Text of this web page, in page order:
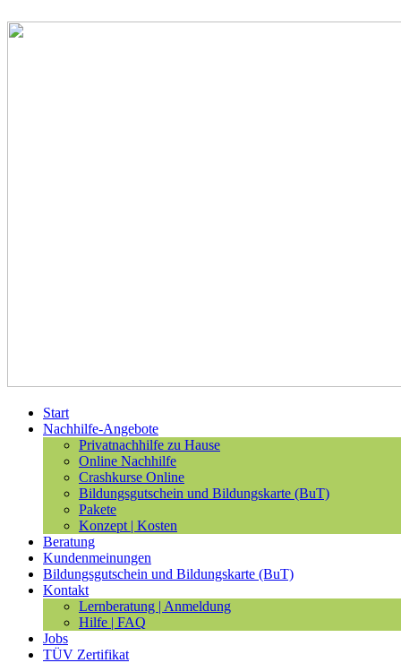
Start
Nachhilfe-Angebote
Privatnachhilfe zu Hause
Online Nachhilfe
Crashkurse Online
Bildungsgutschein und Bildungskarte (BuT)
Pakete
Konzept | Kosten
Beratung
Kundenmeinungen
Bildungsgutschein und Bildungskarte (BuT)
Kontakt
Lernberatung | Anmeldung
Hilfe | FAQ
Jobs
TÜV Zertifikat